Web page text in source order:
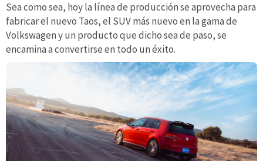
Sea como sea, hoy la línea de producción se aprovecha para
fabricar el nuevo Taos, el SUV más nuevo en la gama de
Volkswagen y un producto que dicho sea de paso, se
encamina a convertirse en todo un éxito.